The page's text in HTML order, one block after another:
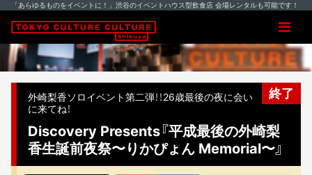
「あらゆるものをイベントに！」渋谷のイベントハウス型飲食店 会場レンタルも可能です！
終了
外崎梨香ソロイベント第二弾！！26歳最後の夜に会い
に来てね！
Discovery Presents『平成最後の外崎梨
香生誕前夜祭〜りかぴょん Memorial〜』